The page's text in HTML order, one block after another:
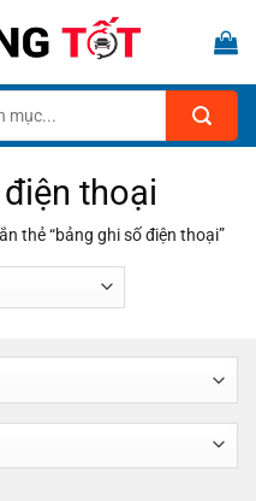
thoại
thẻ “bảng ghi số điện thoại”